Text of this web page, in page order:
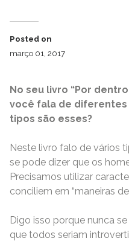
Posted on
março 01, 2017
No seu livro “Por
você fala de diferentes
tipos são esses?
Neste livro falo de vários
se pode dizer que os
Precisamos utilizar
conciliem em “maneiras
Digo isso porque nunca
que todos seriam